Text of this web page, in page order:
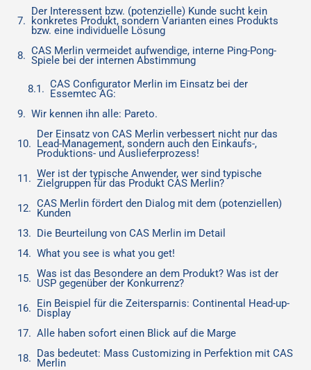
Der Interessent bzw. (potenzielle) Kunde sucht kein
konkretes Produkt, sondern Varianten eines Produkts
bzw. eine individuelle Lösung
CAS Merlin vermeidet aufwendige, interne Ping-Pong-
Spiele bei der internen Abstimmung
CAS Configurator Merlin im Einsatz bei der
Essemtec AG:
Wir kennen ihn alle: Pareto.
Der Einsatz von CAS Merlin verbessert nicht nur das
Lead-Management, sondern auch den Einkaufs-,
Produktions- und Auslieferprozess!
Wer ist der typische Anwender, wer sind typische
Zielgruppen für das Produkt CAS Merlin?
CAS Merlin fördert den Dialog mit dem (potenziellen)
Kunden
Die Beurteilung von CAS Merlin im Detail
What you see is what you get!
Was ist das Besondere an dem Produkt? Was ist der
USP gegenüber der Konkurrenz?
Ein Beispiel für die Zeitersparnis: Continental Head-up-
Display
Alle haben sofort einen Blick auf die Marge
Das bedeutet: Mass Customizing in Perfektion mit CAS
Merlin